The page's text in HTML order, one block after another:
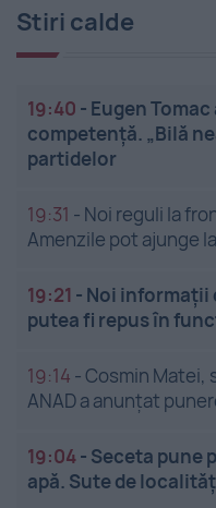
Stiri calde
19:40 - Eugen
competență. „Bilă
partidelor
19:31 - Noi reguli la
Amenzile pot ajunge
19:21 - Noi informații
putea fi repus în
19:14 -Cosmin Matei,
ANAD a anunțat
19:04- Seceta pune
apă. Sute de